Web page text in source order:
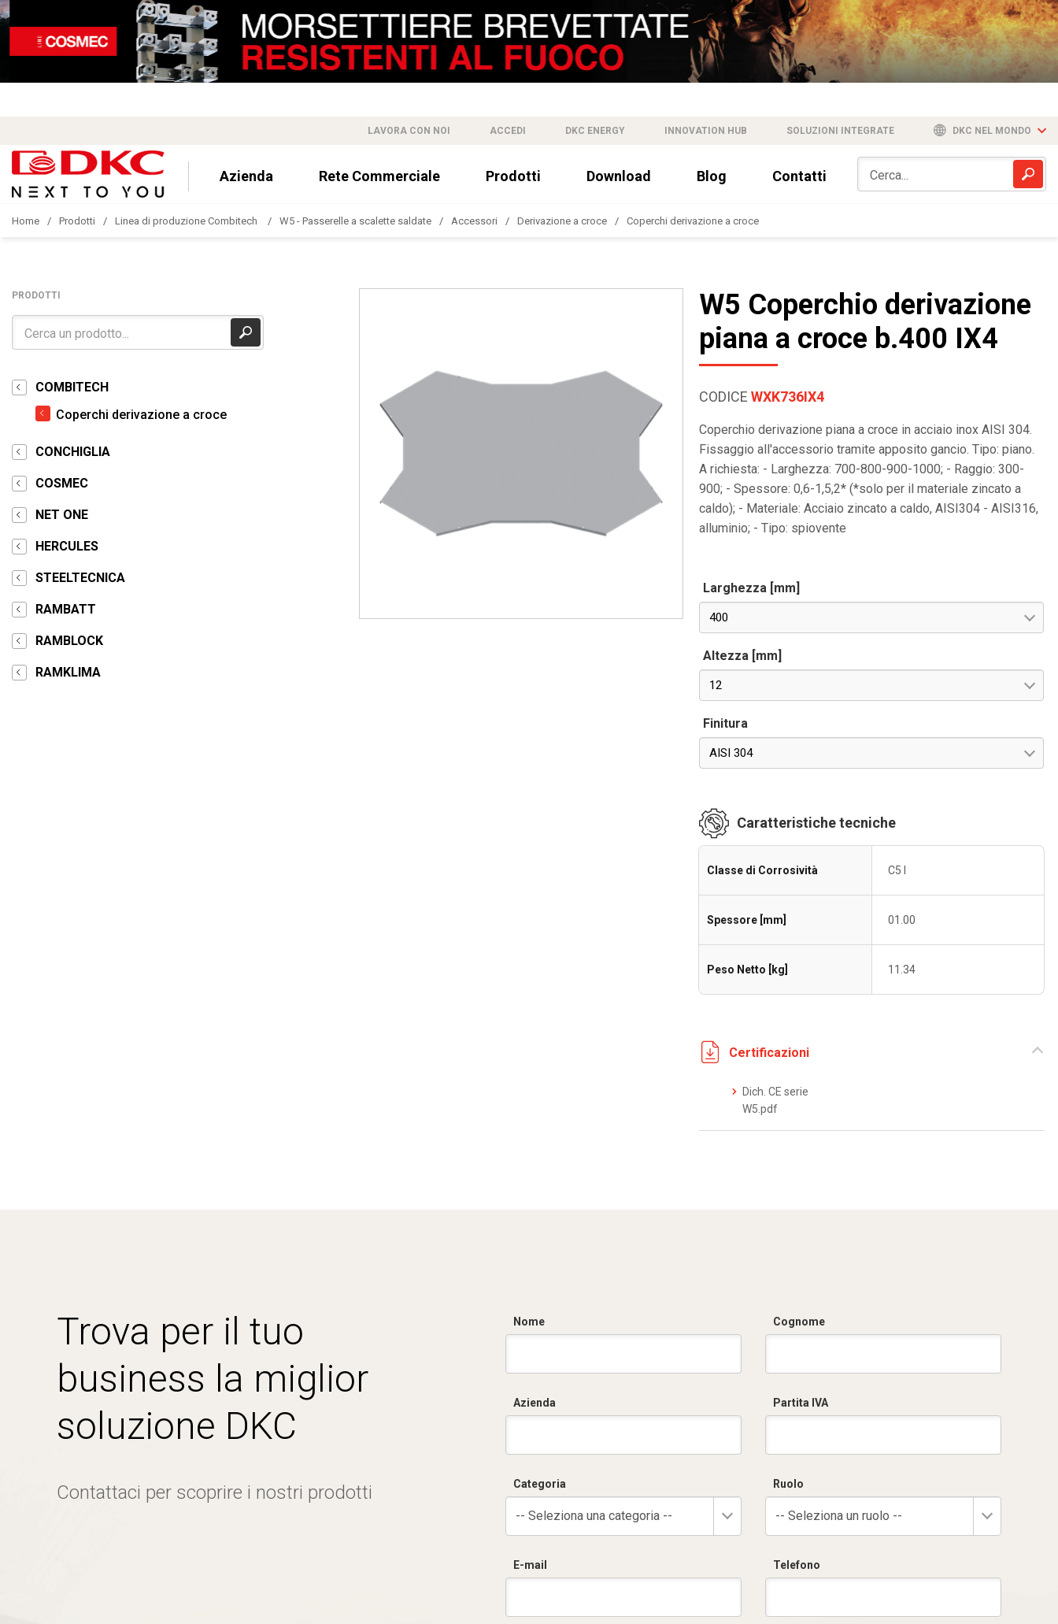
LAVORA CON NOI ACCEDI DKC ENERGY INNOVATION HUB SOLUZIONI INTEGRATE DKC NEL MONDO
Azienda Rete Commerciale Prodotti Download Blog Contatti
Home Prodotti Linea di produzione Combitech W5 - Passerelle a scalette saldate Accessori Derivazione a croce Coperchi derivazione a croce
PRODOTTI
COMBITECH
Coperchi derivazione a croce
CONCHIGLIA
COSMEC
NET ONE
HERCULES
STEELTECNICA
RAMBATT
RAMBLOCK
RAMKLIMA
W5 Coperchio derivazione
piana a croce b.400 IX4
CODICEWXK736IX4
Coperchio derivazione piana a croce in acciaio inox AISI 304.
Fissaggio all'accessorio tramite apposito gancio. Tipo: piano.
A richiesta: - Larghezza: 700-800-900-1000; - Raggio: 300-
900; - Spessore: 0,6-1,5,2* (*solo per il materiale zincato a
caldo); - Materiale: Acciaio zincato a caldo, AISI304 - AISI316,
alluminio; - Tipo: spiovente
Larghezza [mm]
400
Altezza [mm]
12
Finitura
AISI 304
Caratteristiche tecniche
Classe di Corrosività C5 I
Spessore [mm] 01.00
Peso Netto [kg] 11.34
Certificazioni
Dich. CE serie
W5.pdf
Trova per il tuo
business la miglior
soluzione DKC
Contattaci per scoprire i nostri prodotti
Nome Cognome
Azienda Partita IVA
Categoria
-- Seleziona una categoria --
Ruolo
-- Seleziona un ruolo --
E-mail Telefono